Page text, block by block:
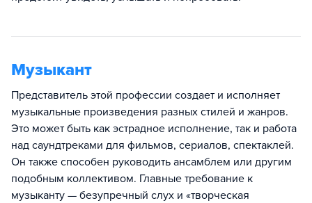
Музыкант
Представитель этой профессии создает и исполняет
музыкальные произведения разных стилей и жанров.
Это может быть как эстрадное исполнение, так и работа
над саундтреками для фильмов, сериалов, спектаклей.
Он также способен руководить ансамблем или другим
подобным коллективом. Главные требование к
музыканту — безупречный слух и «творческая